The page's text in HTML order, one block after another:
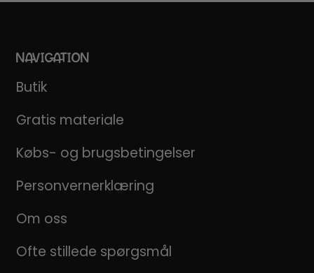
NAVIGATION
Butik
Gratis materiale
Købs- og brugsbetingelser
Personvernerklæring
Om oss
Ofte stillede spørgsmål